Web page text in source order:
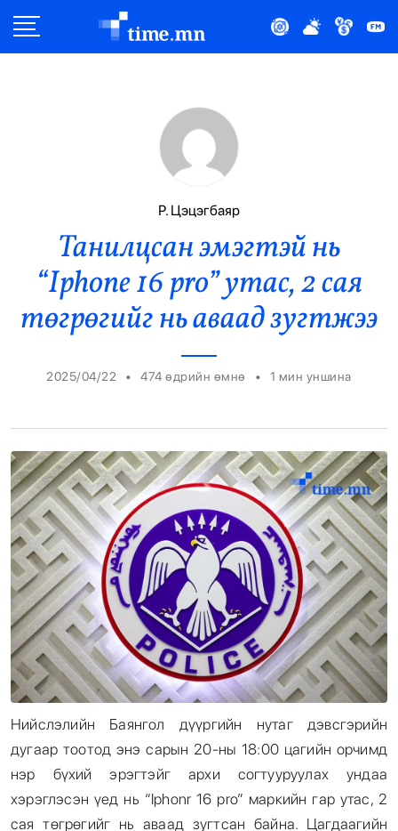
Эдийн Засаг
Нийтлэлчийн Булан
Эрүүл Мэнд
Орон Нутаг
Спорт
Энтертайнмент
Эрэн Сурвалжилга
Р. Цэцэгбаяр
Танилцсан эмэгтэй нь
“Iphone 16 pro” утас, 2 сая
төгрөгийг нь аваад зугтжээ
2025/04/22 • 474 өдрийн өмнө • 1 мин уншина
Нийслэлийн Баянгол дүүргийн нутаг дэвсгэрийн
дугаар тоотод энэ сарын 20-ны 18:00 цагийн орчимд
нэр бүхий эрэгтэйг архи согтууруулах ундаа
хэрэглэсэн үед нь “Iphonr 16 pro” маркийн гар утас, 2
сая төгрөгийг нь аваад зугтсан байна. Цагдаагийн